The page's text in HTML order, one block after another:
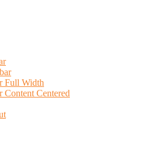
Full Width
Content Centered